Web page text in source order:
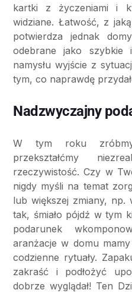
kartki z życzeniami i
widziane. Łatwość, z
potwierdza jednak
odebrane jako szybkie i
namysłu wyjście z
tym, co naprawdę
Nadzwyczajny
W tym roku
przekształćmy
rzeczywistość. Czy w
nigdy myśli na temat
lub większej zmiany, np.
tak, śmiało pójdź w tym
podarunek
aranżacje w domu
codzienne rytuały.
zakraść i podłożyć
dobrze wyglądał! Ten